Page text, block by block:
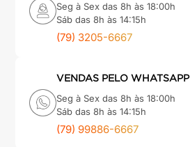
Seg à Sex das 8h às 18:00h
Sáb das 8h às 14:15h
(79) 3205-6667
VENDAS PELO WHATSAPP
Seg à Sex das 8h às 18:00h
Sáb das 8h às 14:15h
(79) 99886-6667